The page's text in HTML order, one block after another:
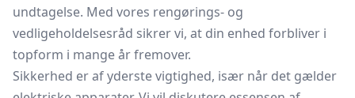
undtagelse. Med vores rengørings- og
vedligeholdelsesråd sikrer vi, at din enhed forbliver i
topform i mange år fremover.
Sikkerhed er af yderste vigtighed, især når det gælder